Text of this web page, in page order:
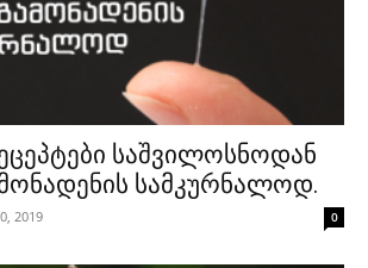
საშვილოსნოდან
სამკურნალოდ.
2019 0